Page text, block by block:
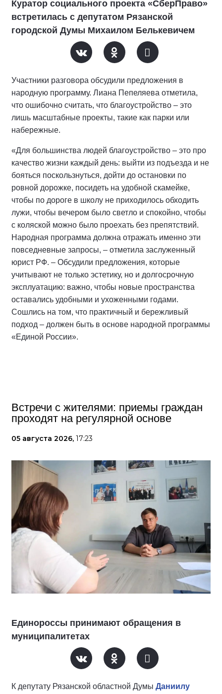
Куратор социального проекта «СберПраво»
встретилась с депутатом Рязанской
городской Думы Михаилом Белькевичем
Участники разговора обсудили предложения в
народную программу. Лиана Пепеляева отметила,
что ошибочно считать, что благоустройство – это
лишь масштабные проекты, такие как парки или
набережные.
«Для большинства людей благоустройство – это про
качество жизни каждый день: выйти из подъезда и не
бояться поскользнуться, дойти до остановки по
ровной дорожке, посидеть на удобной скамейке,
чтобы по дороге в школу не приходилось обходить
лужи, чтобы вечером было светло и спокойно, чтобы
с коляской можно было проехать без препятствий.
Народная программа должна отражать именно эти
повседневные запросы, – отметила заслуженный
юрист РФ. – Обсудили предложения, которые
учитывают не только эстетику, но и долгосрочную
эксплуатацию: важно, чтобы новые пространства
оставались удобными и ухоженными годами.
Сошлись на том, что практичный и бережливый
подход – должен быть в основе народной программы
«Единой России».
Встречи с жителями: приемы граждан
проходят на регулярной основе
05 августа 2026, 17:23
Единороссы принимают обращения в
муниципалитетах
К депутату Рязанской областной Думы Даниилу